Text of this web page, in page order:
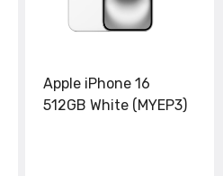
Apple iPhone 16
512GB White (MYEP3)